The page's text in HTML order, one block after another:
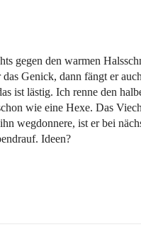
gegen den warmen
Genick, dann fängt er
ist lästig. Ich renne den
wie eine Hexe. Das
wegdonnere, ist er bei
Ideen?